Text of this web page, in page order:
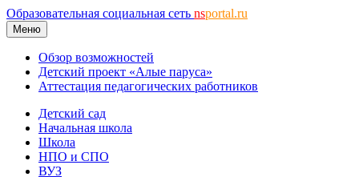
Образовательная социальная сеть nsportal.ru
Меню
Обзор возможностей
Детский проект «Алые паруса»
Аттестация педагогических работников
Детский сад
Начальная школа
Школа
НПО и СПО
ВУЗ